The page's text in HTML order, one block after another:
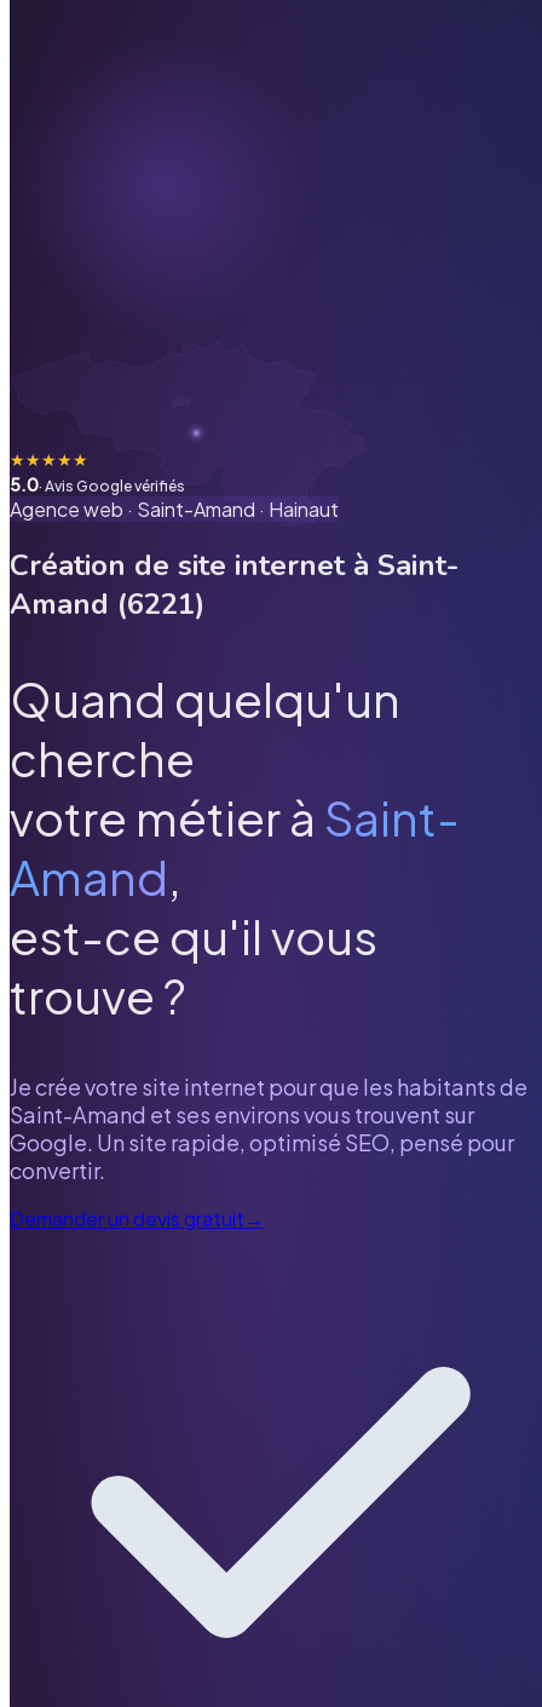
★★★★★
5.0· Avis Google vérifiés
Agence web · Saint-Amand · Hainaut
Création de site internet à Saint-
Amand (6221)
Quand quelqu'un
cherche
votre métier à Saint-
Amand,
est-ce qu'il vous
trouve ?
Je crée votre site internet pour que les habitants de
Saint-Amand et ses environs vous trouvent sur
Google. Un site rapide, optimisé SEO, pensé pour
convertir.
Demander un devis gratuit→